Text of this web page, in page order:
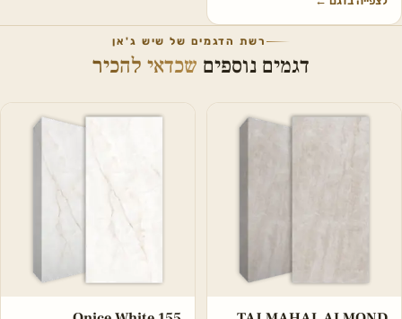
רשת הדגמים של שיש ג'אן
דגמים נוספים שכדאי להכיר